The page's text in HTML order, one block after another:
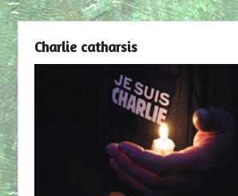
Charlie catharsis